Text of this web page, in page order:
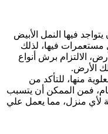
فيها النمل الأبيض
مستعمرات فيها، لذلك
الالتزام برش أنواع
الأرض.
منها، للتأكد من
فمن الممكن أن يتسبب
لأي منزل، مما يعمل علي